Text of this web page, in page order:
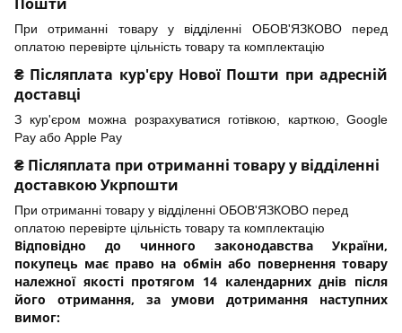
При отриманні товару у відділенні ОБОВ'ЯЗКОВО перед
оплатою перевірте цільність товару та комплектацію
₴ Післяплата кур'єру Нової Пошти при адресній
доставці
З кур'єром можна розрахуватися готівкою, карткою, Google
Pay або Apple Pay
₴ Післяплата при отриманні товару у відділенні
доставкою Укрпошти
При отриманні товару у відділенні ОБОВ'ЯЗКОВО перед
оплатою перевірте цільність товару та комплектацію
Відповідно до чинного законодавства України,
покупець має право на обмін або повернення товару
належної якості протягом 14 календарних днів після
його отримання, за умови дотримання наступних
вимог: